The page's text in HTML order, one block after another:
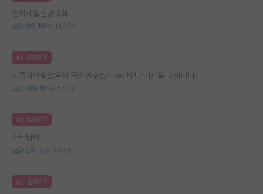
천하제일전망대회
1 10 14351
김GPT
세종과학펠로우십 국외연수트랙 주관연구기관을 구합니다.
3 16 5678
김GPT
컨택답변
2 3 8465
김GPT